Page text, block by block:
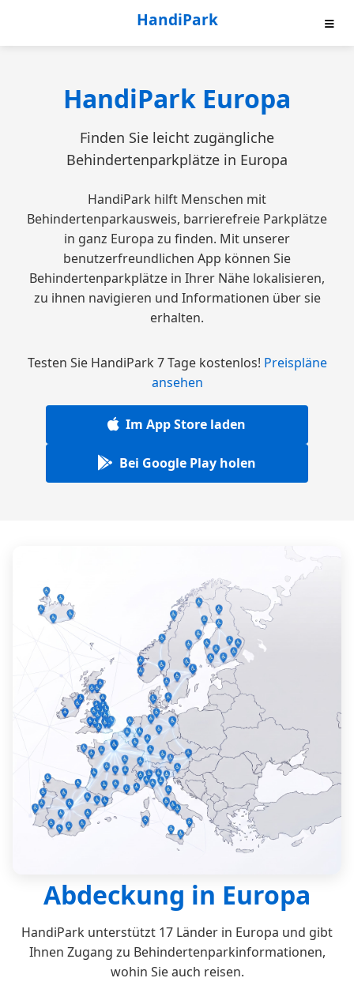
HandiPark
Jetzt herunterladen
Preise
Datenschutzrichtlinie
HandiPark Europa
Finden Sie leicht zugängliche
Behindertenparkplätze in Europa
HandiPark hilft Menschen mit
Behindertenparkausweis, barrierefreie Parkplätze
in ganz Europa zu finden. Mit unserer
benutzerfreundlichen App können Sie
Behindertenparkplätze in Ihrer Nähe lokalisieren,
zu ihnen navigieren und Informationen über sie
erhalten.
Testen Sie HandiPark 7 Tage kostenlos! Preispläne
ansehen
Im App Store laden
Bei Google Play holen
Abdeckung in Europa
HandiPark unterstützt 17 Länder in Europa und gibt
Ihnen Zugang zu Behindertenparkinformationen,
wohin Sie auch reisen.